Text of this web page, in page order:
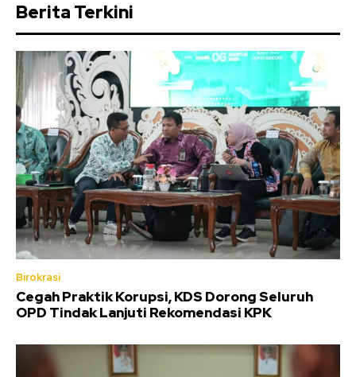
Berita Terkini
Birokrasi
Cegah Praktik Korupsi, KDS Dorong Seluruh
OPD Tindak Lanjuti Rekomendasi KPK